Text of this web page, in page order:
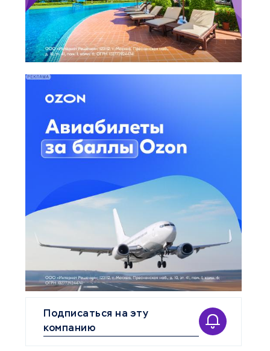
Подписаться на эту
компанию